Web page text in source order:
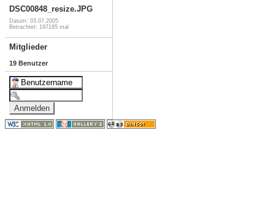
DSC00848_resize.JPG
Datum: 03.07.2005
Betrachtet: 197185 mal
Mitglieder
19 Benutzer